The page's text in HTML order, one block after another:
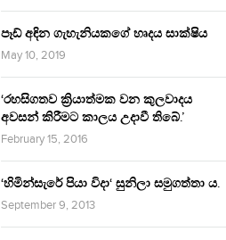
පෑඩ් අඳින ගැහැනියකගේ හෘදය සාක්ෂිය
May 10, 2019
‘රහසිගතව ක්‍රියාත්මක වන කුලවාදය
අවසන් කිරීමට කාලය උදාවී තිබේ.’
February 15, 2016
‘හිමින්සැරේ පියා විදා‘ සුනිලා සමුගත්තා ය.
September 9, 2013